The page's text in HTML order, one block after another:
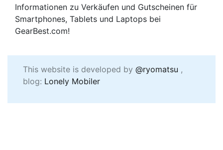
Informationen zu Verkäufen und Gutscheinen für
Smartphones, Tablets und Laptops bei
GearBest.com!
This website is developed by @ryomatsu ,
blog: Lonely Mobiler